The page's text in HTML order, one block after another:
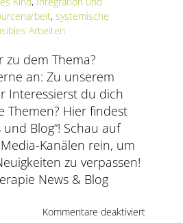
, systemische
Arbeiten
zu dem Thema?
an: Zu unserem
Interessierst du dich
Themen? Hier findest
Blog“! Schau auf
Kanälen rein, um
zu verpassen!
News & Blog
Kommentare deaktiviertfür